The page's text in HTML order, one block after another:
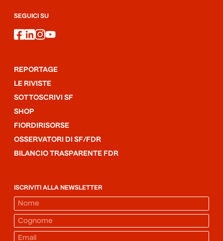
SEGUICI SU
facebook
linkedin
instagram
youtube
REPORTAGE
LE RIVISTE
SOTTOSCRIVI SF
SHOP
FIORDIRISORSE
OSSERVATORI DI SF/FDR
BILANCIO TRASPARENTE FDR
ISCRIVITI ALLA NEWSLETTER